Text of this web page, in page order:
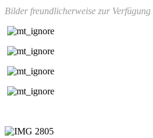
Bilder freundlicherweise zur